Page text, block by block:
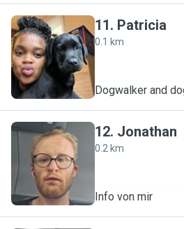
P
11. Patricia
0.1 km
Dogwalker and
J
12. Jonathan
0.2 km
Info von mir